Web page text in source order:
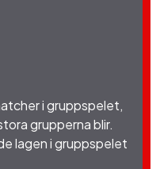
i gruppspelet,
grupperna blir.
lagen i gruppspelet